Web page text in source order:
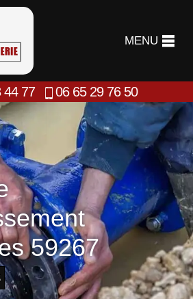
MENU
44 77 06 65 29 76 50
59267